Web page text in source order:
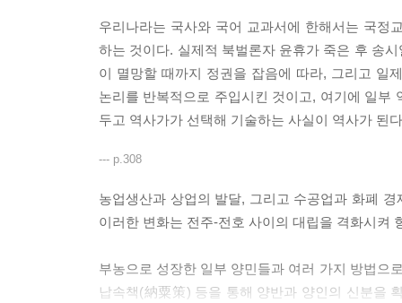
우리나라는 국사와 국어 교과서에 한해서는 국정
하는 것이다. 실제적 북벌론자 윤휴가 죽은 후 송
이 멸망할 때까지 정권을 잡음에 따라, 그리고 일
논리를 반복적으로 주입시킨 것이고, 여기에 일부
두고 역사가가 선택해 기술하는 사실이 역사가 된
--- p.308
농업생산과 상업의 발달, 그리고 수공업과 화폐
이러한 변화는 전주-전호 사이의 대립을 격화시켜
부농으로 성장한 일부 양민들과 여러 가지 방법으
납속책(納粟策) 등을 통해 양반과 양인의 신분을